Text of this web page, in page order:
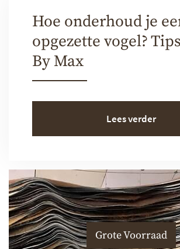
Hoe onderhoud je
opgezette vogel?
By Max
Lees verder
Grote Voorraad